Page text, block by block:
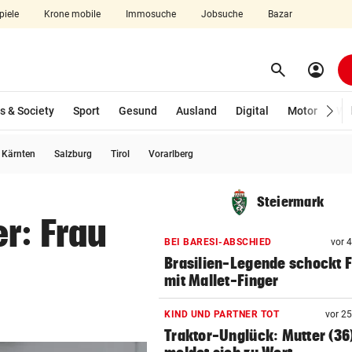
Krone mobile Immosuche Jobsuche Bazar
aufklappen search Suchen
account_circle
& Society Sport Gesund Ausland Digital Motor
Kärnten Salzburg Tirol Vorarlberg
Frau
Steiermark
BEI BARESI-ABSCHIED vor
Brasilien-Legende schockt
mit Mallet-Finger
KIND UND PARTNER TOT vor
Traktor-Unglück: Mutter